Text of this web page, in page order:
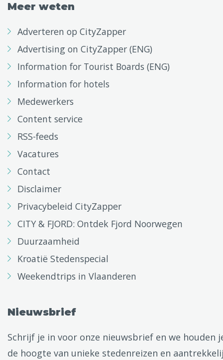
Meer weten
Adverteren op CityZapper
Advertising on CityZapper (ENG)
Information for Tourist Boards (ENG)
Information for hotels
Medewerkers
Content service
RSS-feeds
Vacatures
Contact
Disclaimer
Privacybeleid CityZapper
CITY & FJORD: Ontdek Fjord Noorwegen
Duurzaamheid
Kroatië Stedenspecial
Weekendtrips in Vlaanderen
Nieuwsbrief
Schrijf je in voor onze nieuwsbrief en we houden
de hoogte van unieke stedenreizen en